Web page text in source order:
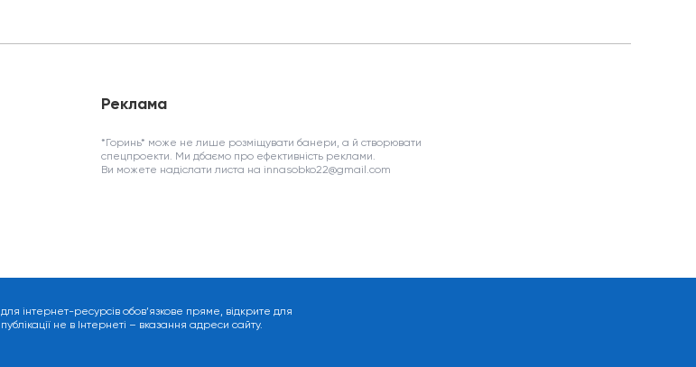
Реклама
*Горинь* може не лише розміщувати банери, а й створювати
спецпроекти. Ми дбаємо про ефективність реклами.
Ви можете надіслати листа на innasobko22@gmail.com
інтернет-ресурсів обов’язкове пряме, відкрите для
не в Інтернеті – вказання адреси сайту.